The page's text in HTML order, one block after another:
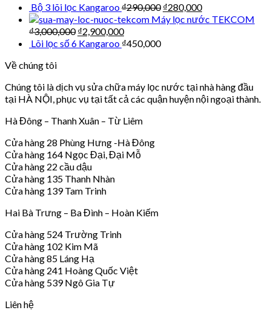
Bộ 3 lõi lọc Kangaroo₫290,000 ₫280,000
Máy lọc nước TEKCOM
₫3,000,000 ₫2,900,000
Lõi lọc số 6 Kangaroo ₫450,000
Về chúng tôi
Chúng tôi là dịch vụ sửa chữa máy lọc nước tại nhà hàng đầu
tại HÀ NỘI, phục vụ tại tất cả các quận huyện nội ngoại thành.
Hà Đông – Thanh Xuân – Từ Liêm
Cửa hàng 28 Phùng Hưng -Hà Đông
Cửa hàng 164 Ngọc Đại, Đại Mỗ
Cửa hàng 22 cầu dậu
Cửa hàng 135 Thanh Nhàn
Cửa hàng 139 Tam Trinh
Hai Bà Trưng – Ba Đình – Hoàn Kiếm
Cửa hàng 524 Trường Trinh
Cửa hàng 102 Kim Mã
Cửa hàng 85 Láng Hạ
Cửa hàng 241 Hoàng Quốc Việt
Cửa hàng 539 Ngô Gia Tự
Liên hệ